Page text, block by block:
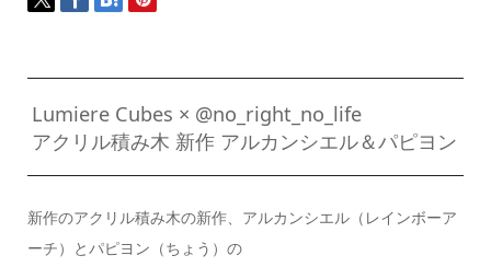
Lumiere Cubes × @no_right_no_life
アクリル積み木 新作 アルカンシエル＆パピヨン
新作のアクリル積み木の新作、アルカンシエル（レインボーア
ーチ）とパピヨン（ちょう）の